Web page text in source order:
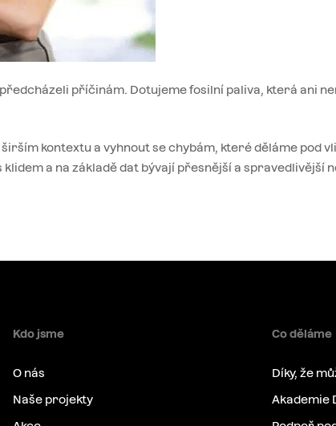
příčinám. Dotujeme fosilní paliva, která ani
kontextu a vyhnout se chybám, které děláme pod
a na základě dat bývají přesnější a spravedlivější
Kdo jsme
O nás
Naše projekty
Co děláme
Díky, že
Akademie